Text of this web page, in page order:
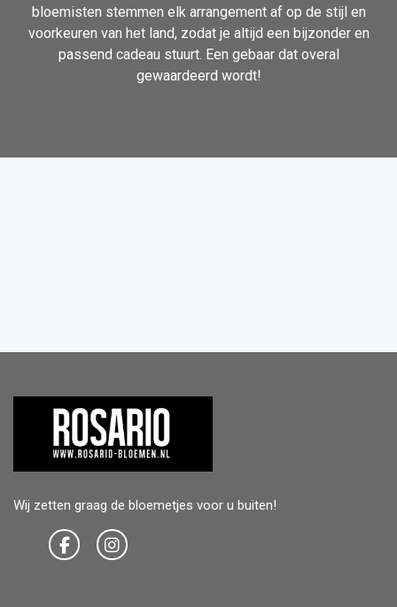
bloemisten stemmen elk arrangement af op de stijl en
voorkeuren van het land, zodat je altijd een bijzonder en
passend cadeau stuurt. Een gebaar dat overal
gewaardeerd wordt!
Wij zetten graag de bloemetjes voor u buiten!